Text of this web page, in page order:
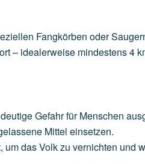
Fangkörben oder
– idealerweise mindestens4
Gefahrfür Menschen
Mittel einsetzen.
umdasVolkzu vernichten und